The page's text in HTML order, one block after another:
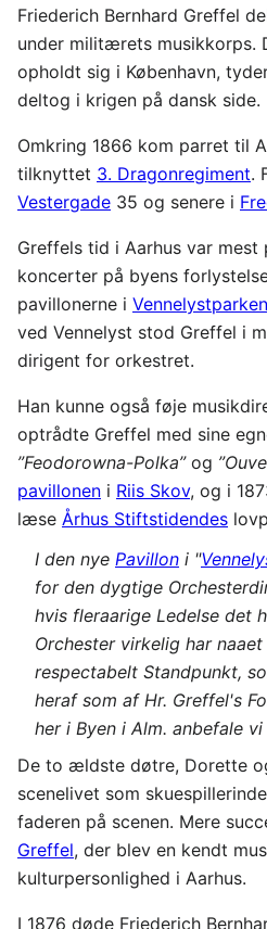
Friederich Bernhard Greffel
under militærets musikkorps.
opholdt sig i København,
deltog i krigen på dansk side.
Omkring 1866 kom parret til
tilknyttet 3. Dragonregiment.
Vestergade 35 og senere i
Greffels tid i Aarhus var
koncerter på byens
pavillonerne i Vennelystparken
ved Vennelyst stod Greffel i
dirigent for orkestret.
Han kunne også føje
optrådte Greffel med sine
”Feodorowna-Polka”og
pavillonen i Riis Skov, og i
læse Århus Stiftstidendes
I den nye Pavillon i "
for den dygtige
hvis fleraarige Ledelse det
Orchester virkelig har
respectabelt Standpunkt,
heraf som af Hr. Greffel's
her i Byen i Alm. anbefale
De to ældste døtre, Dorette
scenelivet som
faderen på scenen. Mere
Greffel, der blev en kendt
kulturpersonlighed i Aarhus.
I 1876 døde Friederich